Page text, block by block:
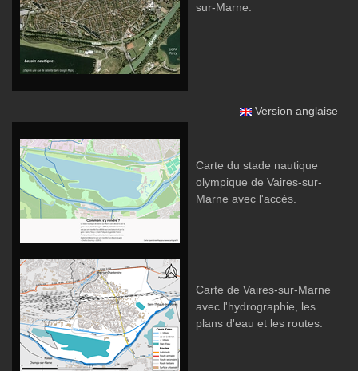
sur-Marne.
Version anglaise
Carte du stade nautique
olympique de Vaires-sur-
Marne avec l'accès.
Carte de Vaires-sur-Marne
avec l'hydrographie, les
plans d'eau et les routes.